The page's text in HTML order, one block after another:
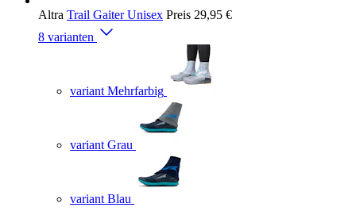
Altra Trail Gaiter Unisex Preis 29,95 €
8 varianten
variant Mehrfarbig
variant Grau
variant Blau